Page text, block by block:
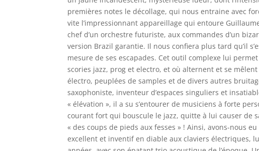
premières notes le décollage, qui nous entraine avec
vite l’impressionnant appareillage qui entoure
chef d’un orchestre futuriste, aux commandes d’un
version Brazil garantie. Il nous confiera plus tard qu’il
mesure de ses escapades. Cet outil complexe lui
scories jazz, prog et electro, et où alternent et se
électro, peuplées de samples et de divers autres
saxophoniste, inventeur d’espaces singuliers et
« élévation », il a su s’entourer de musiciens à forte
courant fort qui bouscule le jazz, quitte à lui causer de
« des coups de pieds aux fesses » ! Ainsi, avons-nous
excellent et inventif en diable aux claviers électriques,